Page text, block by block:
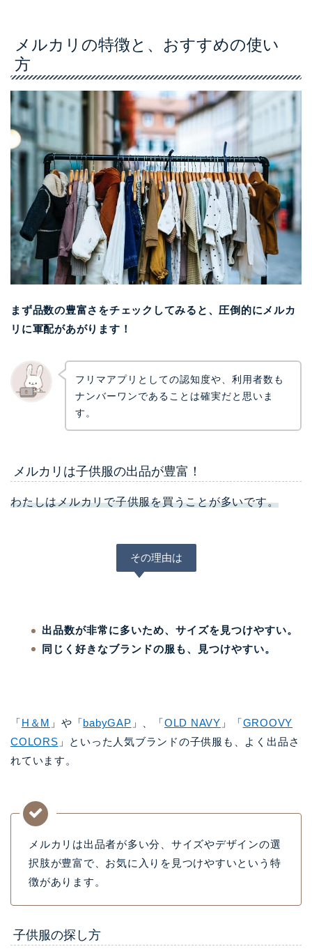
メルカリの特徴と、おすすめの使い
方
まず品数の豊富さをチェックしてみると、 圧倒的にメルカ
リに軍配があがります！
フリマアプリとしての認知度や、利用者数も
ナンバーワンであることは確実だと思いま
す。
メルカリは子供服の出品が豊富！
わたしはメルカリで子供服を買うことが多いです。
その理由は
出品数が非常に多いため、サイズを見つけやすい。
同じく好きなブランドの服も、見つけやすい。
「 H＆M 」や「 babyGAP 」、「 OLD NAVY 」「 GROOVY
COLORS 」といった人気ブランドの子供服も、よく出品さ
れています。
メルカリは出品者が多い分、サイズやデザインの選
択肢が豊富で、お気に入りを見つけやすいという特
徴があります。
子供服の探し方